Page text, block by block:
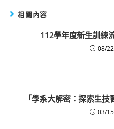
相關內容
112學年度新生訓練
08/
「學系大解密：探索生技
03/